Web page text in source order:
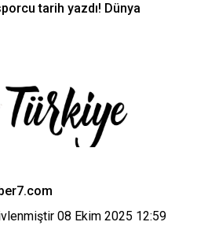
tarih yazdı! Dünya
08 Ekim 2025 12:59